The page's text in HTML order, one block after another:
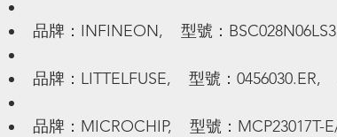
品牌：INFINEON,    型號：
品牌：LITTELFUSE,    型號：0456030.ER,
品牌：MICROCHIP,    型號：MCP23017T-